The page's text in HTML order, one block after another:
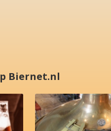
Biernet.nl